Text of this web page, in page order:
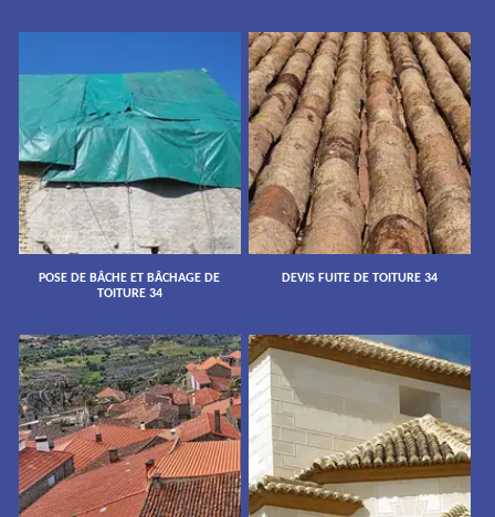
POSE DE BÂCHE ET BÂCHAGE DE
TOITURE 34
DEVIS FUITE DE TOITURE 34